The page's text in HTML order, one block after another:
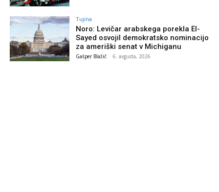
Tujina
Noro: Levičar arabskega porekla El-
Sayed osvojil demokratsko nominacijo
za ameriški senat v Michiganu
Gašper Blažič - 6. avgusta, 2026